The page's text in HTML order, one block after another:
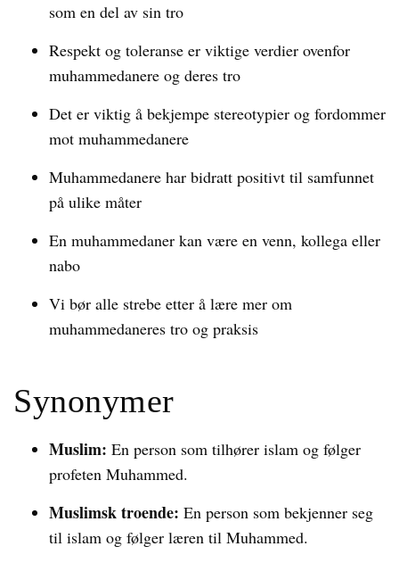
som en del av sin tro
Respekt og toleranse er viktige verdier ovenfor
muhammedanere og deres tro
Det er viktig å bekjempe stereotypier og fordommer
mot muhammedanere
Muhammedanere har bidratt positivt til samfunnet
på ulike måter
En muhammedaner kan være en venn, kollega eller
nabo
Vi bør alle strebe etter å lære mer om
muhammedaneres tro og praksis
Synonymer
Muslim: En person som tilhører islam og følger
profeten Muhammed.
Muslimsk troende: En person som bekjenner seg
til islam og følger læren til Muhammed.